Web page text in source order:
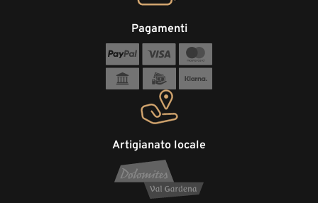
Artigianato locale
Pagamenti